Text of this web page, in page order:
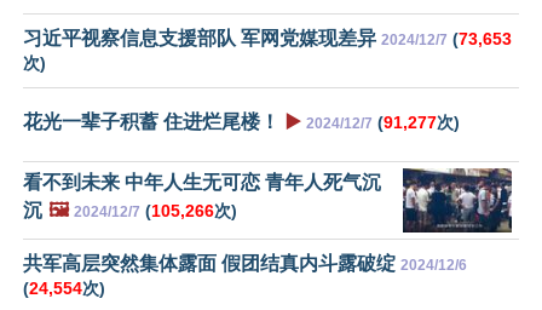
习近平视察信息支援部队 军网党媒现差异 2024/12/7 (73,653
次)
花光一辈子积蓄 住进烂尾楼！ ▶️ 2024/12/7 (91,277次)
看不到未来 中年人生无可恋 青年人死气沉
沉 🖼️ 2024/12/7 (105,266次)
共军高层突然集体露面 假团结真内斗露破绽 2024/12/6
(24,554次)